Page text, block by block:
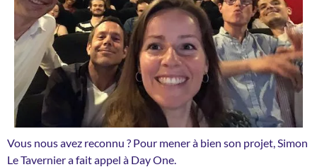
Vous nous avez reconnu ? Pour mener à bien son projet, Simon
Le Tavernier a fait appel à Day One.